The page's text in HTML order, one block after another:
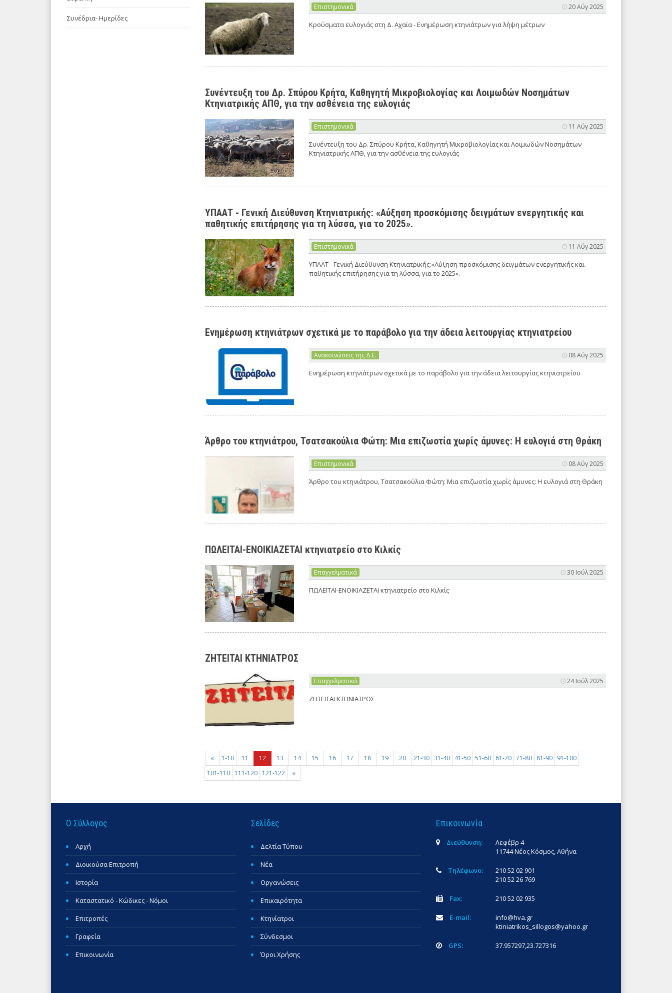
Συνέδρια- Ημερίδες
Επιστημονικά 20 Αύγ 2025
Κρούσματα ευλογιάς στη Δ. Αχαϊα - Ενημέρωση κτηνιάτρων για λήψη μέτρων
Συνέντευξη του Δρ. Σπύρου Κρήτα, Καθηγητή Μικροβιολογίας και Λοιμωδών Νοσημάτων
Κτηνιατρικής ΑΠΘ, για την ασθένεια της ευλογιάς
Επιστημονικά 11 Αύγ 2025
Συνέντευξη του Δρ. Σπύρου Κρήτα, Καθηγητή Μικροβιολογίας και Λοιμωδών Νοσημάτων
Κτηνιατρικής ΑΠΘ, για την ασθένεια της ευλογιάς
ΥΠΑΑΤ - Γενική Διεύθυνση Κτηνιατρικής: «Αύξηση προσκόμισης δειγμάτων ενεργητικής και
παθητικής επιτήρησης για τη λύσσα, για το 2025».
Επιστημονικά 11 Αύγ 2025
ΥΠΑΑΤ - Γενική Διεύθυνση Κτηνιατρικής:«Αύξηση προσκόμισης δειγμάτων ενεργητικής και
παθητικής επιτήρησης για τη λύσσα, για το 2025».
Ενημέρωση κτηνιάτρων σχετικά με το παράβολο για την άδεια λειτουργίας κτηνιατρείου
Ανακοινώσεις της Δ.Ε. 08 Αύγ 2025
Ενημέρωση κτηνιάτρων σχετικά με το παράβολο για την άδεια λειτουργίας κτηνιατρείου
Άρθρο του κτηνιάτρου, Τσατσακούλια Φώτη: Μια επιζωοτία χωρίς άμυνες: Η ευλογιά στη Θράκη
Επιστημονικά 08 Αύγ 2025
Άρθρο του κτηνιάτρου, Τσατσακούλια Φώτη: Μια επιζωοτία χωρίς άμυνες: Η ευλογιά στη Θράκη
ΠΩΛΕΙΤΑΙ-ΕΝΟΙΚΙΑΖΕΤΑΙ κτηνιατρείο στο Κιλκίς
Επαγγελματικά 30 Ιούλ 2025
ΠΩΛΕΙΤΑΙ-ΕΝΟΙΚΙΑΖΕΤΑΙ κτηνιατρείο στο Κιλκίς
ΖΗΤΕΙΤΑΙ ΚΤΗΝΙΑΤΡΟΣ
Επαγγελματικά 24 Ιούλ 2025
ΖΗΤΕΙΤΑΙ ΚΤΗΝΙΑΤΡΟΣ
« 1-10 11 12 13 14 15 16 17 18 19 20 21-30 31-40 41-50 51-60 61-70 71-80 81-90
91-100
101-110
111-120 121-122 »
Ο Σύλλογος
Αρχή
Διοικούσα Επιτροπή
Ιστορία
Καταστατικό - Κώδικες - Νόμοι
Επιτροπές
Γραφεία
Επικοινωνία
Σελίδες
Δελτία Τύπου
Νέα
Οργανώσεις
Επικαιρότητα
Κτηνίατροι
Σύνδεσμοι
Όροι Χρήσης
Επικοινωνία
Διεύθυνση:
Λεφέβρ 4
11744 Νέος Κόσμος, Αθήνα
Τηλέφωνο:
210 52 02 901
210 52 26 769
Fax: 210 52 02 935
E-mail:
info@hva.gr
ktiniatrikos_sillogos@yahoo.gr
GPS: 37.957297,23.727316